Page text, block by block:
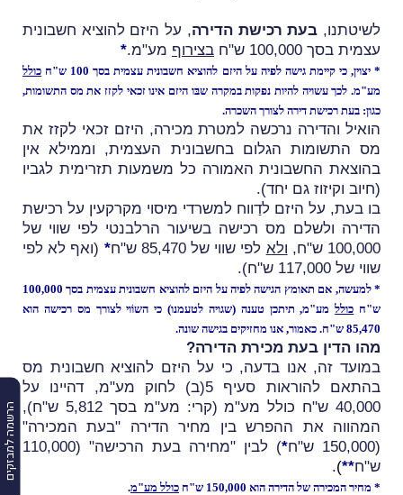
הרשמה למבזקים
לשיטתנו, בעת רכישת הדירה, על היזם להוציא חשבונית
עצמית בסך 100,000 ש"ח
בצירוף מע"מ.*
* יצוין, כי קיימת גישה לפיה על היזם להוציא חשבונית עצמית בסך 100 ש"ח
כולל
מע"מ. לכך עשויה להיות נפקות במקרה שבּו היזם אינו זכאי לקזז את מס התשומות,
כגון: בעת רכישת דירה לצורך השכרה.
הואיל והדירה נרכשה למטרת מכירה, היזם זכאי לקזז את
מס התשומות הגלום בחשבונית העצמית, וממילא אין
בהוצאת החשבונית האמורה כל משמעות תזרימית לגביו
(חיוב וקיזוז גם יחד).
בו בעת, על היזם לדַווח למשרדי מיסוי מקרקעין על רכישת
הדירה ולשלם מס רכישה בשיעור הרלבנטי לפי שווי של
100,000 ש"ח,
ולא לפי שווי של 85,470 ש"ח * (ואף לא לפי
שווי של 117,000 ש"ח).
* למעשה, אם תאומץ הגישה לפיה על היזם להוציא חשבונית עצמית בסך 100,000
ש"ח כוללמע"מ, תיתכן טענה (שגויה לטעמנו) כי השוֹוי לצורך מס רכישה הוא
85,470 ש"ח. כאמור, אנו מחזיקים בגישה שונה.
מהו הדין בעת מכירת הדירה?
במועד זה, אנו בדעה, כי על היזם להוציא חשבונית מס
בהתאם להוראות סעיף 5(ב) לחוק מע"מ, דהיינו על
40,000 ש"ח כולל מע"מ
(קרי: מע"מ בסך 5,812 ש"ח),
המהווה את ההפרש בין מחיר הדירה "בעת המכירה"
(150,000 ש"ח
*
) לבין "מחירה בעת הרכישה" (110,000
ש"ח*
*
)
.
* מחיר המכירה של הדירה הוא 150,000 ש"ח כולל מע"מ.